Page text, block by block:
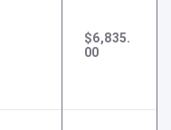
$6,835.
00